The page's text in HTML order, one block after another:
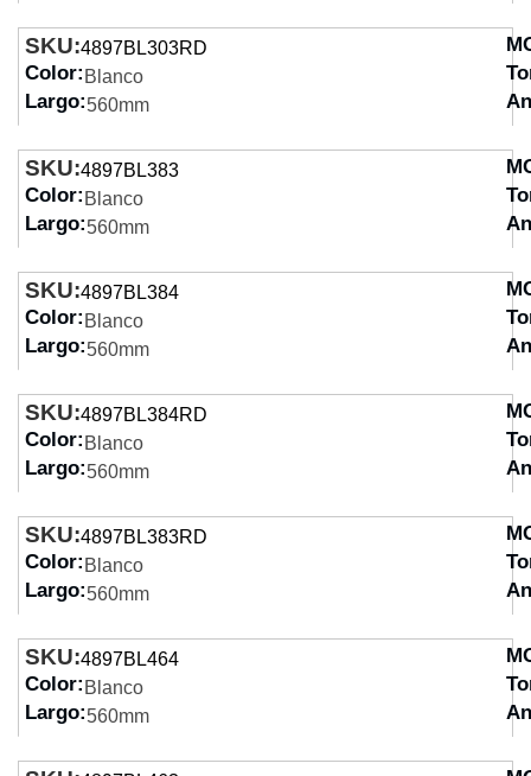
SKU:4897BL303RD
Color: Blanco
Largo:560mm
SKU:4897BL383
Color: Blanco
Largo:560mm
SKU:4897BL384
Color: Blanco
Largo:560mm
SKU:4897BL384RD
Color: Blanco
Largo:560mm
SKU:4897BL383RD
Color: Blanco
Largo:560mm
SKU:4897BL464
Color: Blanco
Largo:560mm